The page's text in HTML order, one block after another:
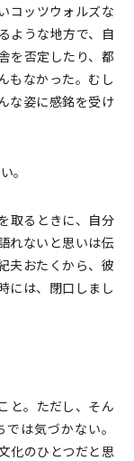
コッツウォルズな
ような地方で、自
を否定したり、都
もなかった。むし
な姿に感銘を受け
。
取るときに、自分
れないと思いは伝
夫おたくから、彼
には、閉口しまし
と。ただし、そん
は気づかない。
化のひとつだと思